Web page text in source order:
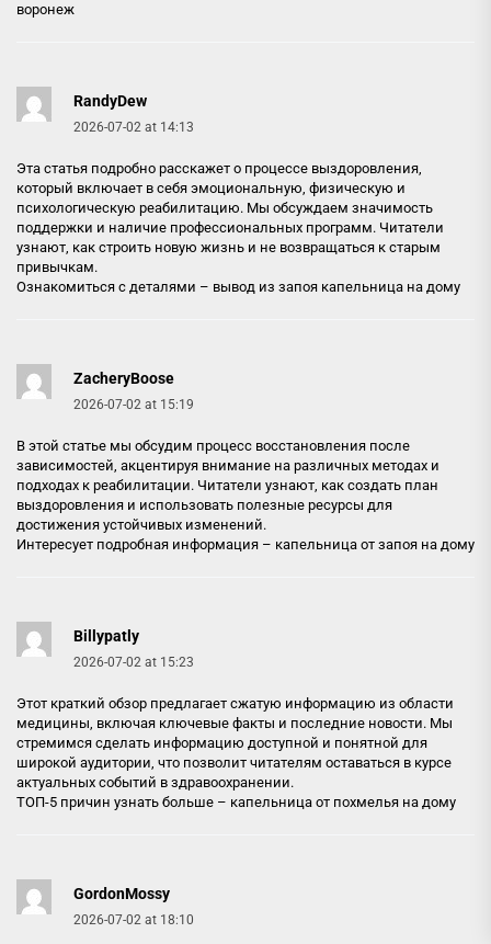
воронеж
RandyDew
2026-07-02 at 14:13
Эта статья подробно расскажет о процессе выздоровления,
который включает в себя эмоциональную, физическую и
психологическую реабилитацию. Мы обсуждаем значимость
поддержки и наличие профессиональных программ. Читатели
узнают, как строить новую жизнь и не возвращаться к старым
привычкам.
Ознакомиться с деталями – вывод из запоя капельница на дому
ZacheryBoose
2026-07-02 at 15:19
В этой статье мы обсудим процесс восстановления после
зависимостей, акцентируя внимание на различных методах и
подходах к реабилитации. Читатели узнают, как создать план
выздоровления и использовать полезные ресурсы для
достижения устойчивых изменений.
Интересует подробная информация – капельница от запоя на дому
Billypatly
2026-07-02 at 15:23
Этот краткий обзор предлагает сжатую информацию из области
медицины, включая ключевые факты и последние новости. Мы
стремимся сделать информацию доступной и понятной для
широкой аудитории, что позволит читателям оставаться в курсе
актуальных событий в здравоохранении.
ТОП-5 причин узнать больше – капельница от похмелья на дому
GordonMossy
2026-07-02 at 18:10